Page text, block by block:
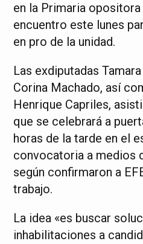
en la Primaria
encuentro este lunes
en pro de la unidad.
Las exdiputadas
Corina Machado, así
Henrique Capriles,
que se celebrará a
horas de la tarde en el
convocatoria a medios
según confirmaron a
trabajo.
La idea «es buscar
inhabilitaciones a